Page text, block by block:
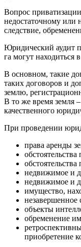
Вопрос
недостаточному или
следствие,
Юридический аудит
га могут находиться
В основном, такие
таких договоров и
землю,
В то же время земля
качественного
При проведении
права аренды
недвижимое и
недвижимое и
имущество,
незавершенное
объекты
обременение
приобретение